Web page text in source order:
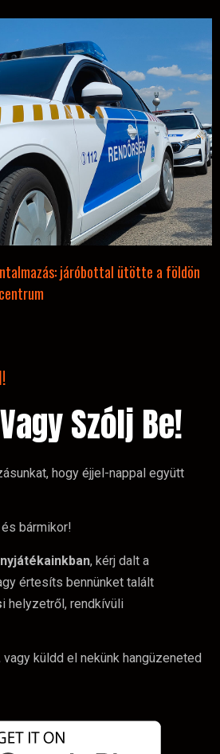
járóbottal ütötte a földön
Szólj Be!
hogy éjjel-nappal együtt
bármikor!
, kérj dalt a
értesíts bennünket talált
i helyzetről, rendkívüli
küldd el nekünk hangüzeneted